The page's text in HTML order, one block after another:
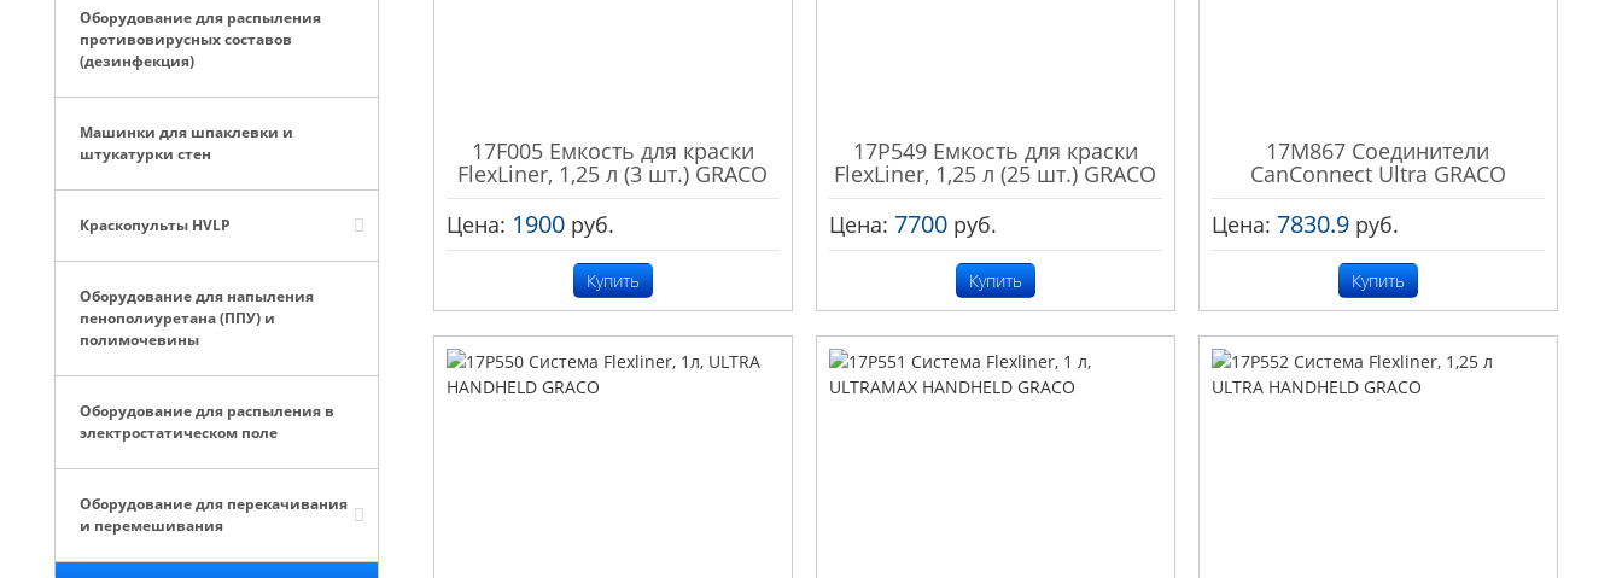
Оборудование для распыления
противовирусных составов
(дезинфекция)
Машинки для шпаклевки и
штукатурки стен
Краскопульты HVLP
Оборудование для напыления
пенополиуретана (ППУ) и
полимочевины
Оборудование для распыления в
электростатическом поле
Оборудование для перекачивания
и перемешивания
17F005 Емкость для краски
FlexLiner, 1,25 л (3 шт.) GRACO
Цена: 1900руб.
Купить
17P549 Емкость для краски
FlexLiner, 1,25 л (25 шт.) GRACO
Цена: 7700руб.
Купить
17M867 Соединители
CanConnect Ultra GRACO
Цена: 7830.9руб.
Купить